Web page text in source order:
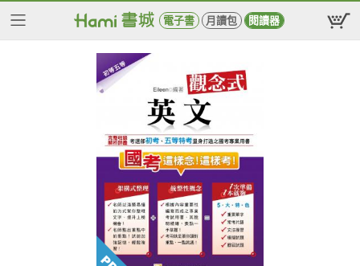
電子書 月讀包 閱讀器